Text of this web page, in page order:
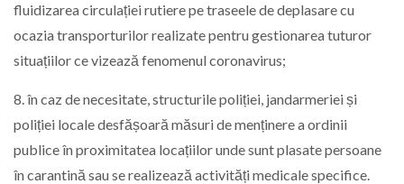
fluidizarea circulației rutiere pe traseele de deplasare cu
ocazia transporturilor realizate pentru gestionarea tuturor
situațiilor ce vizează fenomenul coronavirus;
8. în caz de necesitate, structurile poliției, jandarmeriei și
poliției locale desfășoară măsuri de menținere a ordinii
publice în proximitatea locațiilor unde sunt plasate persoane
în carantină sau se realizează activități medicale specifice.